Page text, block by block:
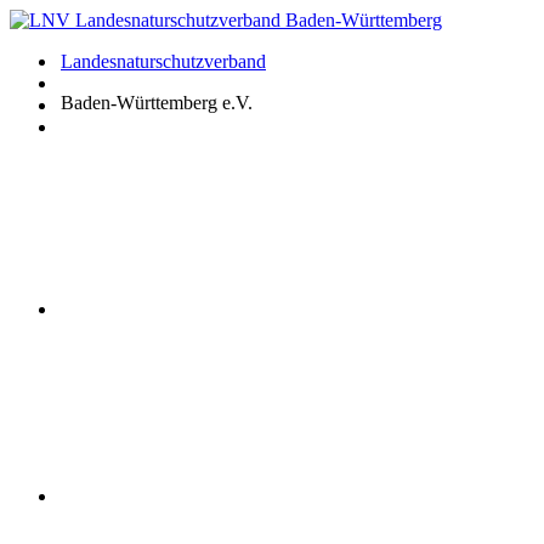
Zum
springenLandesnaturschutzverband
Baden-Württemberg e.V.